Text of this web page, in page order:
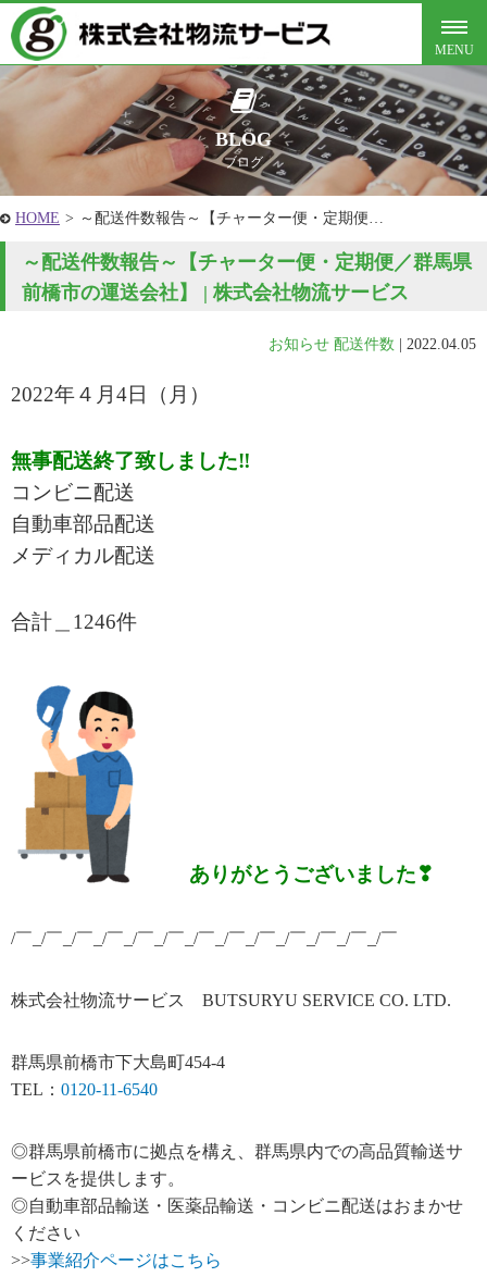
BLOG
ブログ
HOME > ～配送件数報告～【チャーター便・定期便…
～配送件数報告～【チャーター便・定期便／群馬県
前橋市の運送会社】 | 株式会社物流サービス
お知らせ 配送件数 2022.04.05
2022年４月4日（月 ）
無事配送終了致しました‼
コンビニ配送
自動車部品配送
メディカル配送
合計＿1246件
ありがとうございました❣
/￣_/￣_/￣_/￣_/￣_/￣_/￣_/￣_/￣_/￣_/￣_/￣_/￣
株式会社物流サービス BUTSURYU SERVICE CO. LTD.
群馬県前橋市下大島町454-4
TEL： 0120-11-6540
◎群馬県前橋市に拠点を構え、群馬県内での高品質輸送サ
ービスを提供します。
◎自動車部品輸送・医薬品輸送・コンビニ配送はおまかせ
ください
>>事業紹介ページはこちら